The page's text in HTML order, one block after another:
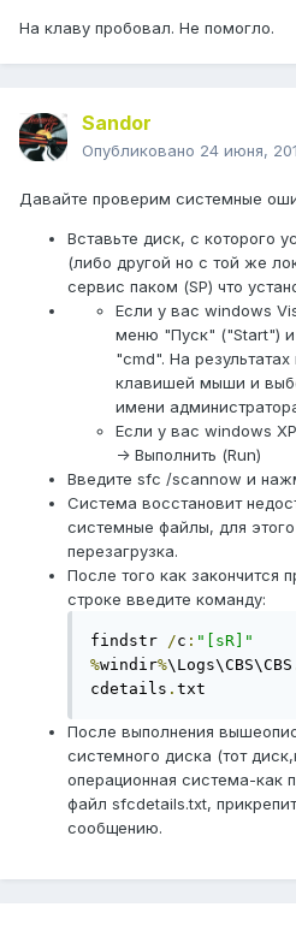
На клаву пробовал. Не помогло.
Sandor
Опубликовано 24 июня,
Давайте проверим системные
Вставьте диск, с которого
(либо другой но с той же
сервис паком (SP) что
Если у вас windows
меню "Пуск" ("Start") и
"cmd". На
клавишей мыши и
имени
Если у вас windows
-> Выполнить (Run)
Введите sfc /scannow и
Система восстановит
системные файлы, для
перезагрузка.
После того как закончится
строке введите команду:
findstr /c : "[sR]"
%windir%\Logs\CBS\CBS
cdetails . txt
После выполнения
системного диска (тот
операционная система-как
файл sfcdetails.txt,
сообщению.